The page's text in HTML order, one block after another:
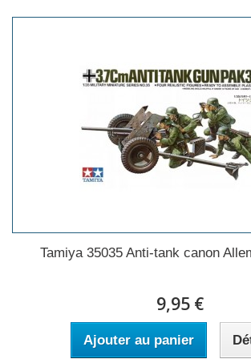
Tamiya 35035 Anti-tank canon
9,95 €
Ajouter au panier